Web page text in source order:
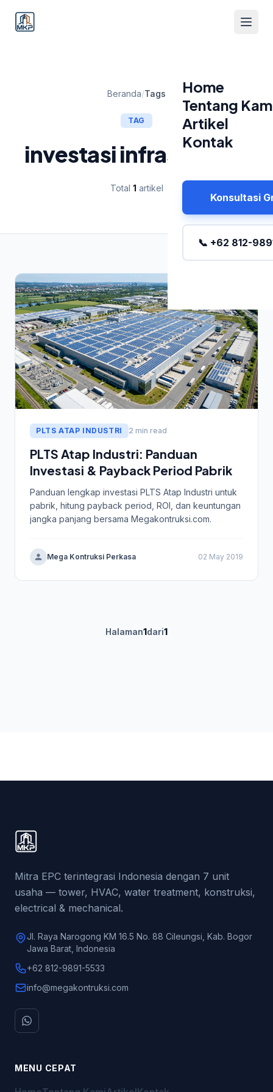
Home
Tentang
Artikel
Kontak
Konsultasi
📞 +62 812-
Beranda/Tags
TAG
investasi infrastruktur
Total 1 artikel
PLTS ATAP INDUSTRI 2 min read
PLTS Atap Industri: Panduan
Investasi & Payback Period Pabrik
Panduan lengkap investasi PLTS Atap Industri untuk
pabrik, hitung payback period, ROI, dan keuntungan
jangka panjang bersama Megakontruksi.com.
Mega Kontruksi Perkasa 02 May 2019
Halaman1dari1
Mitra EPC terintegrasi Indonesia dengan 7 unit
usaha — tower, HVAC, water treatment, konstruksi,
electrical & mechanical.
Jl. Raya Narogong KM 16.5 No. 88 Cileungsi, Kab. Bogor
Jawa Barat, Indonesia
+62 812-9891-5533
info@megakontruksi.com
MENU CEPAT